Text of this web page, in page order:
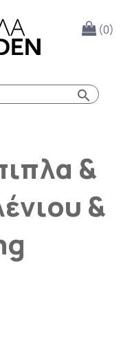
(0)
search
&
&